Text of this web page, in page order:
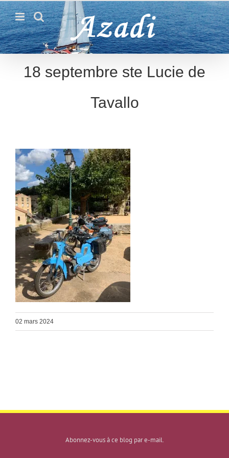
Passer
au
contenu
18 septembre ste Lucie de
Tavallo
02 mars 2024
Abonnez-vous à ce blog par e-mail.